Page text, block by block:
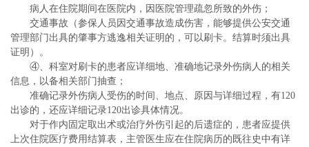
病人在住院期间在医院内，因医院管理疏忽所致的外伤；
交通事故（参保人员因交通事故造成伤害，能够提供公安交通
管理部门出具的肇事方逃逸相关证明的，可以刷卡。结算时须出具
证明）。
④、科室对刷卡的患者应详细地、准确地记录外伤病人的相关
信息，以备相关部门抽查；
准确记录外伤病人受伤的时间、地点、原因与详细过程，有120
出诊的，还应详细记录120出诊具体情况。
对于作内固定取出术或治疗外伤引起的后遗症的，患者应提供
上次住院医疗费用结算表，主管医生应在住院病历的既往史中有详